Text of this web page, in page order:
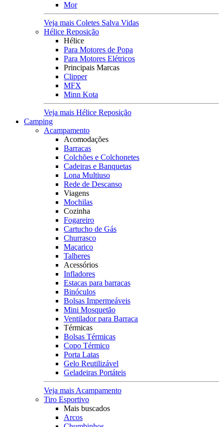
Mor
Veja mais Coletes Salva Vidas
Hélice Reposição
Hélice
Para Motores de Popa
Para Motores Elétricos
Principais Marcas
Clipper
MFX
Minn Kota
Veja mais Hélice Reposição
Camping
Acampamento
Acomodações
Barracas
Colchões e Colchonetes
Cadeiras e Banquetas
Lona Multiuso
Rede de Descanso
Viagens
Mochilas
Cozinha
Fogareiro
Cartucho de Gás
Churrasco
Maçarico
Talheres
Acessórios
Infladores
Estacas para barracas
Binóculos
Bolsas Impermeáveis
Mini Mosquetão
Ventilador para Barraca
Térmicas
Bolsas Térmicas
Copo Térmico
Porta Latas
Gelo Reutilizável
Geladeiras Portáteis
Veja mais Acampamento
Tiro Esportivo
Mais buscados
Arcos